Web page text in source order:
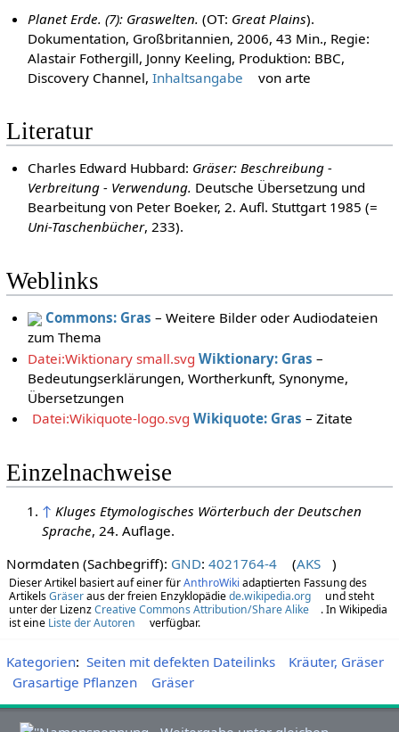
Planet Erde. (7): Graswelten. (OT: Great Plains).
Dokumentation, Großbritannien, 2006, 43 Min., Regie:
Alastair Fothergill, Jonny Keeling, Produktion: BBC,
Discovery Channel,Inhaltsangabe von arte
Literatur
Charles Edward Hubbard: Gräser: Beschreibung -
Verbreitung - Verwendung. Deutsche Übersetzung und
Bearbeitung von Peter Boeker, 2. Aufl. Stuttgart 1985 (=
Uni-Taschenbücher, 233).
Weblinks
Commons: Gras – Weitere Bilder oder Audiodateien
zum Thema
Datei:Wiktionary small.svg Wiktionary: Gras –
Bedeutungserklärungen, Wortherkunft, Synonyme,
Übersetzungen
Datei:Wikiquote-logo.svg Wikiquote: Gras – Zitate
Einzelnachweise
↑ Kluges Etymologisches Wörterbuch der Deutschen
Sprache, 24. Auflage.
Normdaten (Sachbegriff): GND: 4021764-4 (AKS )
Dieser Artikel basiert auf einer fürAnthroWiki adaptierten Fassung des
ArtikelsGräseraus der freien Enzyklopädiede.wikipedia.org
und steht
unter der LizenzCreative Commons Attribution/Share Alike
. In Wikipedia
ist eine Liste der Autoren verfügbar.
Kategorien: Seiten mit defekten Dateilinks
Kräuter, Gräser
Grasartige Pflanzen
Gräser